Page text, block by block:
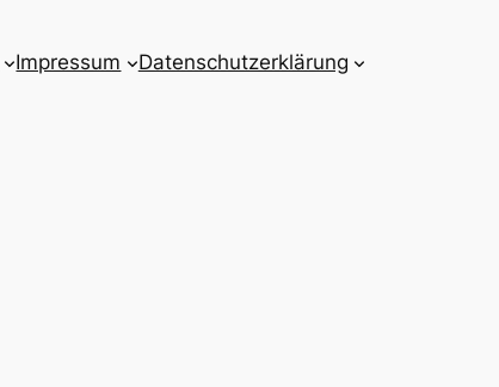
Impressum Datenschutzerklärung